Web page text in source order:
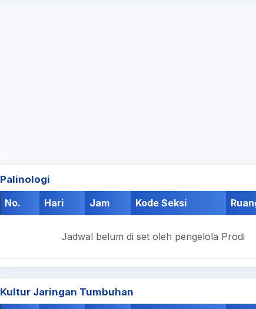
Palinologi
No.
Hari Jam Kode Seksi
Jadwal belum di set oleh pengelola Prodi
Kultur Jaringan Tumbuhan